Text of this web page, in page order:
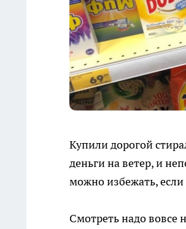
Купили дорогой
деньги на ветер, и
можно избежать, если
Смотреть надо вовсе